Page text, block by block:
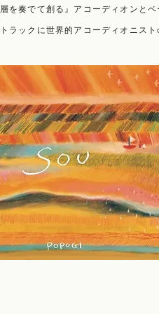
を奏でて創る 』アコーディオンと
ラックに世界的アコーディオニス